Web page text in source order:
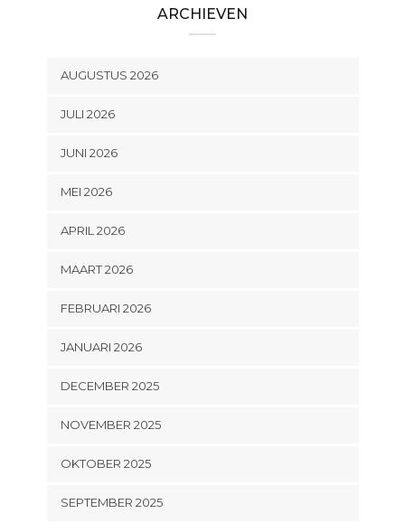
ARCHIEVEN
AUGUSTUS 2026
JULI 2026
JUNI 2026
MEI 2026
APRIL 2026
MAART 2026
FEBRUARI 2026
JANUARI 2026
DECEMBER 2025
NOVEMBER 2025
OKTOBER 2025
SEPTEMBER 2025